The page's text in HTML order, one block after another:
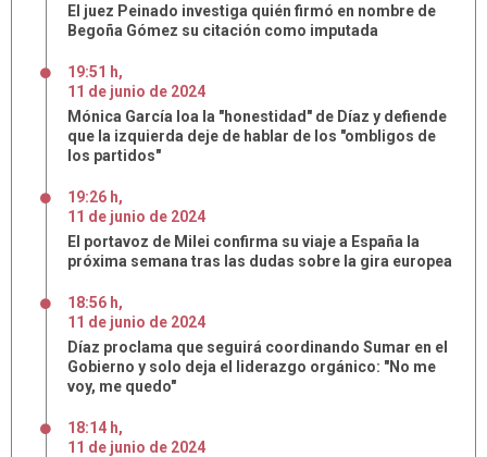
El juez Peinado investiga quién firmó en nombre de
Begoña Gómez su citación como imputada
19:51 h,
11 de junio de 2024
Mónica García loa la "honestidad" de Díaz y defiende
que la izquierda deje de hablar de los "ombligos de
los partidos"
19:26 h,
11 de junio de 2024
El portavoz de Milei confirma su viaje a España la
próxima semana tras las dudas sobre la gira europea
18:56 h,
11 de junio de 2024
Díaz proclama que seguirá coordinando Sumar en el
Gobierno y solo deja el liderazgo orgánico: "No me
voy, me quedo"
18:14 h,
11 de junio de 2024